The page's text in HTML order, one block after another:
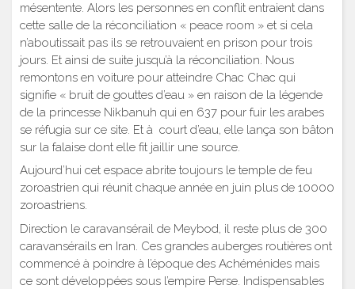
mésentente. Alors les personnes en conflit entraient dans
cette salle de la réconciliation « peace room » et si cela
n’aboutissait pas ils se retrouvaient en prison pour trois
jours. Et ainsi de suite jusqu’à la réconciliation. Nous
remontons en voiture pour atteindre Chac Chac qui
signifie « bruit de gouttes d’eau » en raison de la légende
de la princesse Nikbanuh qui en 637 pour fuir les arabes
se réfugia sur ce site. Et à court d’eau, elle lança son bâton
sur la falaise dont elle fit jaillir une source.
Aujourd’hui cet espace abrite toujours le temple de feu
zoroastrien qui réunit chaque année en juin plus de 10000
zoroastriens.
Direction le caravansérail de Meybod, il reste plus de 300
caravansérails en Iran. Ces grandes auberges routières ont
commencé à poindre à l’époque des Achéménides mais
ce sont développées sous l’empire Perse. Indispensables